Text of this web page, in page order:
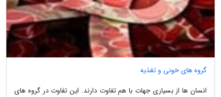
گروه های خونی و تغذیه
انسان ها از بسیاری جهات با هم تفاوت دارند. این تفاوت در گروه های